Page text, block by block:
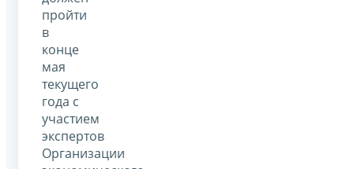
пройти
в
конце
мая
текущего
года с
участием
экспертов
Организации